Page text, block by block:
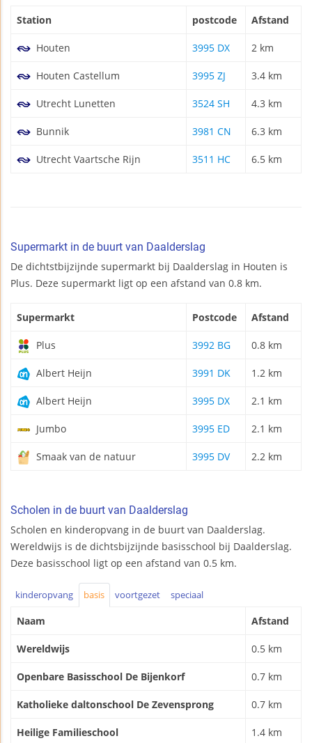
Station postcode Afstand
Houten 3995 DX 2 km
Houten Castellum 3995 ZJ 3.4 km
Utrecht Lunetten 3524 SH 4.3 km
Bunnik 3981 CN 6.3 km
Utrecht Vaartsche Rijn 3511 HC 6.5 km
Supermarkt in de buurt van Daalderslag
De dichtstbijzijnde supermarkt bij Daalderslag in Houten is
Plus. Deze supermarkt ligt op een afstand van 0.8 km.
Supermarkt Postcode Afstand
Plus 3992 BG 0.8 km
Albert Heijn 3991 DK 1.2 km
Albert Heijn 3995 DX 2.1 km
Jumbo 3995 ED 2.1 km
Smaak van de natuur 3995 DV 2.2 km
Scholen in de buurt van Daalderslag
Scholen en kinderopvang in de buurt van Daalderslag.
Wereldwijs is de dichtsbijzijnde basisschool bij Daalderslag.
Deze basisschool ligt op een afstand van 0.5 km.
kinderopvang basis voortgezet speciaal
Naam Afstand
Wereldwijs 0.5 km
Openbare Basisschool De Bijenkorf 0.7 km
Katholieke daltonschool De Zevensprong 0.7 km
Heilige Familieschool 1.4 km